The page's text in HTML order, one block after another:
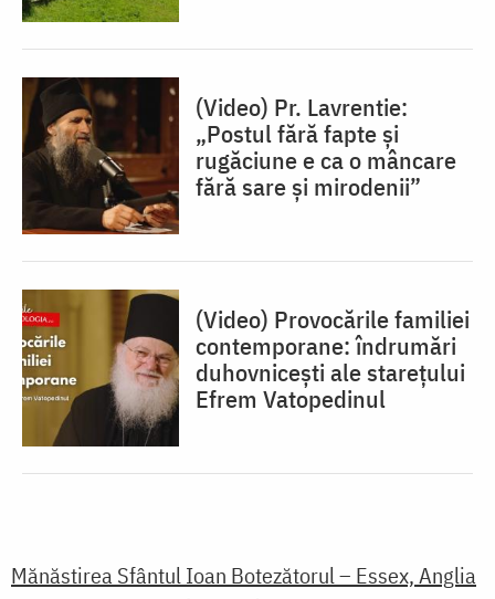
(Video) Pr. Lavrentie:
„Postul fără fapte și
rugăciune e ca o mâncare
fără sare și mirodenii”
(Video) Provocările familiei
contemporane: îndrumări
duhovnicești ale starețului
Efrem Vatopedinul
Mănăstirea Sfântul Ioan Botezătorul – Essex, Anglia